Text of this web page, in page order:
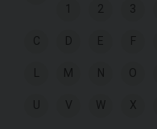
1 2 3
C D E F
M N O
V W X